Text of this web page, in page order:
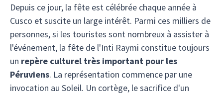
Depuis ce jour, la fête est célébrée chaque année à
Cusco et suscite un large intérêt. Parmi ces milliers de
personnes, si les touristes sont nombreux à assister à
l'événement, la fête de l'Inti Raymi constitue toujours
un repère culturel très important pour les
Péruviens. La représentation commence par une
invocation au Soleil. Un cortège, le sacrifice d'un